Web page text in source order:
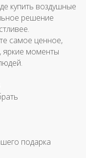
купить воздушные
решение
самое ценное,
яркие моменты
подарка